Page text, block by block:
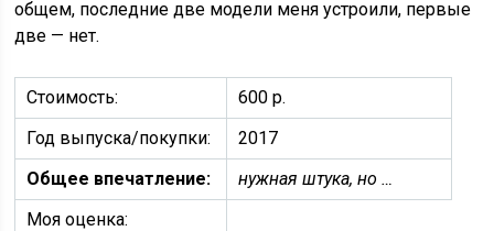
общем, последние две модели меня устроили, первые
две — нет.
Стоимость:
600 р.
Год выпуска/покупки:
2017
Общее впечатление:
нужная штука, но …
Моя оценка: